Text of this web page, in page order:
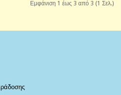
Εμφάνιση 1 έως 3 από 3 (1 Σελ.)